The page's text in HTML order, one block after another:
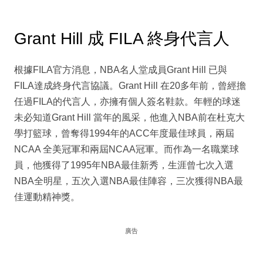
Grant Hill 成 FILA 終身代言人
根據FILA官方消息，NBA名人堂成員Grant Hill 已與
FILA達成終身代言協議。Grant Hill 在20多年前，曾經擔
任過FILA的代言人，亦擁有個人簽名鞋款。年輕的球迷
未必知道Grant Hill 當年的風采，他進入NBA前在杜克大
學打籃球，曾奪得1994年的ACC年度最佳球員，兩屆
NCAA 全美冠軍和兩屆NCAA冠軍。而作為一名職業球
員，他獲得了1995年NBA最佳新秀，生涯曾七次入選
NBA全明星，五次入選NBA最佳陣容，三次獲得NBA最
佳運動精神獎。
廣告